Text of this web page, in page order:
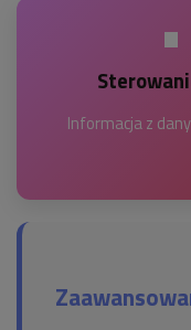
•
Informacja z